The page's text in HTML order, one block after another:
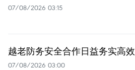
07/08/2026 03:15
越老防务安全合作日益务实高效
07/08/2026 03:00